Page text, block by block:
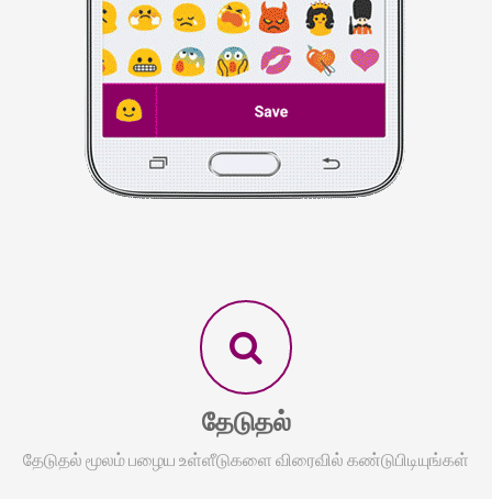
தேடுதல்
தேடுதல் மூலம் பழைய உள்ளீடுகளை விரைவில் கண்டுபிடியுங்கள்